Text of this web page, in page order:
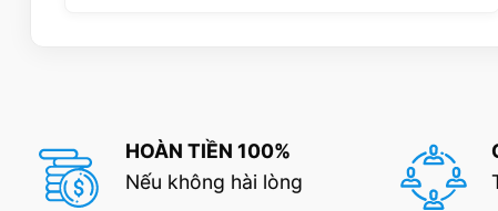
HOÀN TIỀN 100%
Nếu không hài lòng